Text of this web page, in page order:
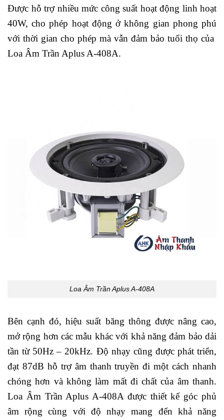
Được hỗ trợ nhiều mức công suất hoạt động linh hoạt
40W, cho phép hoạt động ở không gian phong phú
với thời gian cho phép mà vẫn đảm bảo tuổi thọ của
Loa Âm Trần Aplus A-408A.
Loa Âm Trần Aplus A-408A
Bên cạnh đó, hiệu suất băng thông được nâng cao,
mở rộng hơn các mẫu khác với khả năng đảm bảo dải
tần từ 50Hz – 20kHz. Độ nhạy cũng được phát triển,
đạt 87dB hỗ trợ âm thanh truyền đi một cách nhanh
chóng hơn và không làm mất đi chất của âm thanh.
Loa Âm Trần Aplus A-408A được thiết kế góc phủ
âm rộng cùng với độ nhạy mang đến khả năng